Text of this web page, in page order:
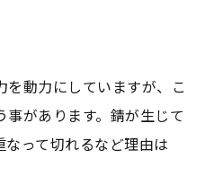
動力にしていますが、こ
があります。錆が生じて
って切れるなど理由は